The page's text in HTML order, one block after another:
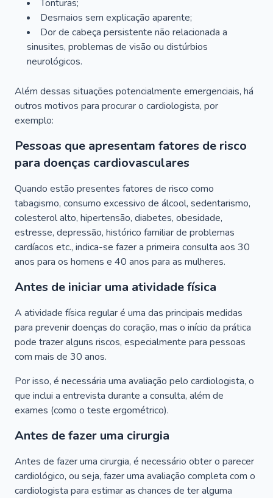
Tonturas;
Desmaios sem explicação aparente;
Dor de cabeça persistente não relacionada a
sinusites, problemas de visão ou distúrbios
neurológicos.
Além dessas situações potencialmente emergenciais, há
outros motivos para procurar o cardiologista, por
exemplo:
Pessoas que apresentam fatores de risco
para doenças cardiovasculares
Quando estão presentes fatores de risco como
tabagismo, consumo excessivo de álcool, sedentarismo,
colesterol alto, hipertensão, diabetes, obesidade,
estresse, depressão, histórico familiar de problemas
cardíacos etc., indica-se fazer a primeira consulta aos 30
anos para os homens e 40 anos para as mulheres.
Antes de iniciar uma atividade física
A atividade física regular é uma das principais medidas
para prevenir doenças do coração, mas o início da prática
pode trazer alguns riscos, especialmente para pessoas
com mais de 30 anos.
Por isso, é necessária uma avaliação pelo cardiologista, o
que inclui a entrevista durante a consulta, além de
exames (como o teste ergométrico).
Antes de fazer uma cirurgia
Antes de fazer uma cirurgia, é necessário obter o parecer
cardiológico, ou seja, fazer uma avaliação completa com o
cardiologista para estimar as chances de ter alguma